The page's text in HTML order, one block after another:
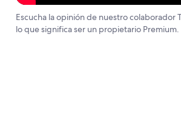
Escucha la opinión de nuestro colaborador
lo que significa ser un propietario Premium.